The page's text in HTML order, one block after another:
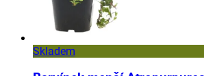
Skladem